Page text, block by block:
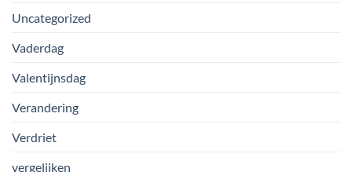
Uncategorized
Vaderdag
Valentijnsdag
Verandering
Verdriet
vergelijken